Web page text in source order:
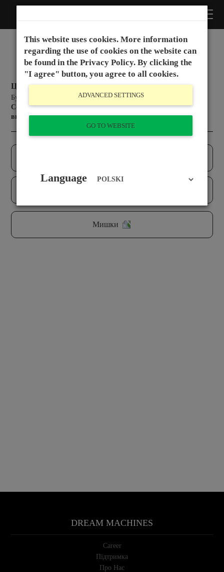
You current language: УКРАЇНСЬКA
You can change your language and region clicking here.
ДРАЙВЕРА
ЦЕНТР ЗАВАНТАЖЕННЯ ДРАЙВЕРІВ
Будь ласка, виберіть тип та модель вашого продукту зі списку.
Серійний номер можна знайти на нижній частині корпусу
виробу або на коробці.
Мишки
DREAM MACHINES
Career
Підтримка
Про Нас
This website uses cookies. More information
regarding the use of cookies on the website can
be found in the Privacy Policy. By clicking the
"I agree" button, you agree to all cookies.
ADVANCED SETTINGS
GO TO WEBSITE
Language